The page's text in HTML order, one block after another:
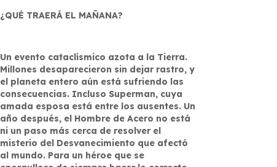
¿QUÉ TRAERÁ EL MAÑANA?
Un evento cataclísmico azota a la Tierra.
Millones desaparecieron sin dejar rastro, y
el planeta entero aún está sufriendo las
consecuencias. Incluso Superman, cuya
amada esposa está entre los ausentes. Un
año después, el Hombre de Acero no está
ni un paso más cerca de resolver el
misterio del Desvanecimiento que afectó
al mundo. Para un héroe que se